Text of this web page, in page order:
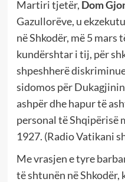
Martiri tjetër, Dom
Gazullorëve, u
në Shkodër, më 5
kundërshtar i tij, për
shpeshherë
sidomos për
ashpër dhe hapur të
personal të Shqipërisë
1927. (Radio Vatikani
Me vrasjen e tyre
të shtunën në Shkodër,